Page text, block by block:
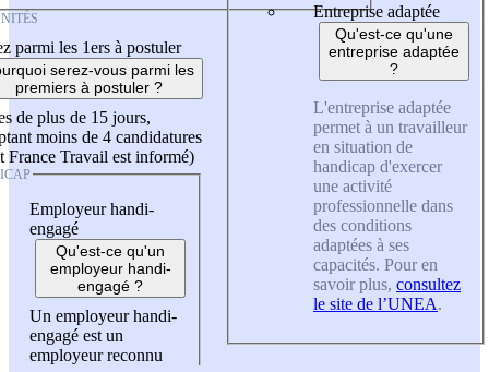
parmi les 1ers à postuler
serez-vous parmi les
premiers à postuler ?
de plus de 15 jours,
moins de 4 candidatures
France Travail est informé)
Employeur handi-
engagé
Qu'est-ce qu'un
employeur handi-
engagé ?
Un employeur handi-
engagé est un
employeur reconnu
Entreprise adaptée
Qu'est-ce qu'une
entreprise adaptée
?
L'entreprise adaptée
permet à un travailleur
en situation de
handicap d'exercer
une activité
professionnelle dans
des conditions
adaptées à ses
capacités. Pour en
savoir plus, consultez
le site de l’UNEA.